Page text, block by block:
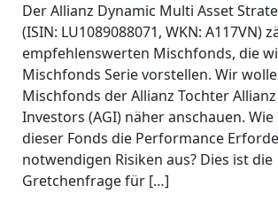
Der Allianz Dynamic Multi Asset
(ISIN: LU1089088071, WKN: A117VN)
empfehlenswerten Mischfonds, die
Mischfonds Serie vorstellen. Wir
Mischfonds der Allianz Tochter
Investors (AGI) näher anschauen.
dieser Fonds die Performance
notwendigen Risiken aus? Dies ist die
Gretchenfrage für […]